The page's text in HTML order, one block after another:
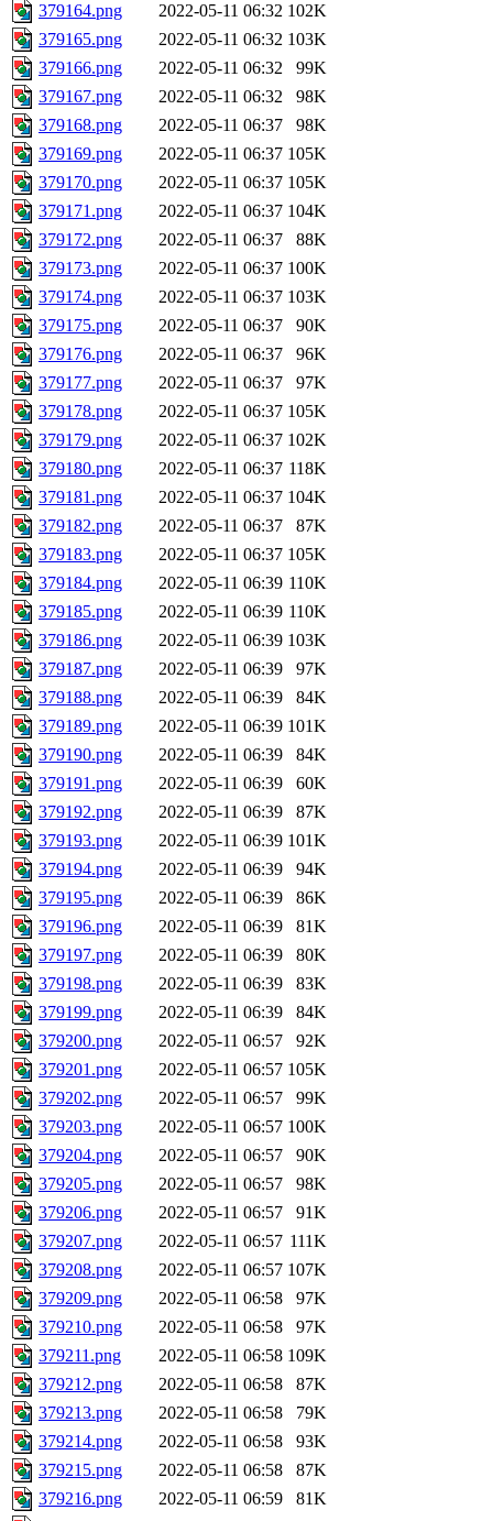
379164.png
2022-05-11 06:32 102K
379165.png
2022-05-11 06:32 103K
379166.png
2022-05-11 06:32
99K
379167.png
2022-05-11 06:32
98K
379168.png
2022-05-11 06:37
98K
379169.png
2022-05-11 06:37 105K
379170.png
2022-05-11 06:37 105K
379171.png
2022-05-11 06:37 104K
379172.png
2022-05-11 06:37
88K
379173.png
2022-05-11 06:37 100K
379174.png
2022-05-11 06:37 103K
379175.png
2022-05-11 06:37
90K
379176.png
2022-05-11 06:37
96K
379177.png
2022-05-11 06:37
97K
379178.png
2022-05-11 06:37 105K
379179.png
2022-05-11 06:37 102K
379180.png
2022-05-11 06:37 118K
379181.png
2022-05-11 06:37 104K
379182.png
2022-05-11 06:37
87K
379183.png
2022-05-11 06:37 105K
379184.png
2022-05-11 06:39 110K
379185.png
2022-05-11 06:39 110K
379186.png
2022-05-11 06:39 103K
379187.png
2022-05-11 06:39
97K
379188.png
2022-05-11 06:39
84K
379189.png
2022-05-11 06:39 101K
379190.png
2022-05-11 06:39
84K
379191.png
2022-05-11 06:39
60K
379192.png
2022-05-11 06:39
87K
379193.png
2022-05-11 06:39 101K
379194.png
2022-05-11 06:39
94K
379195.png
2022-05-11 06:39
86K
379196.png
2022-05-11 06:39
81K
379197.png
2022-05-11 06:39
80K
379198.png
2022-05-11 06:39
83K
379199.png
2022-05-11 06:39
84K
379200.png
2022-05-11 06:57
92K
379201.png
2022-05-11 06:57 105K
379202.png
2022-05-11 06:57
99K
379203.png
2022-05-11 06:57 100K
379204.png
2022-05-11 06:57
90K
379205.png
2022-05-11 06:57
98K
379206.png
2022-05-11 06:57
91K
379207.png
2022-05-11 06:57 111K
379208.png
2022-05-11 06:57 107K
379209.png
2022-05-11 06:58
97K
379210.png
2022-05-11 06:58
97K
379211.png
2022-05-11 06:58 109K
379212.png
2022-05-11 06:58
87K
379213.png
2022-05-11 06:58
79K
379214.png
2022-05-11 06:58
93K
379215.png
2022-05-11 06:58
87K
379216.png
2022-05-11 06:59
81K